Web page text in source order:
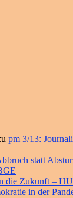
pm 3/13:
statt
die Zukunft –
in der